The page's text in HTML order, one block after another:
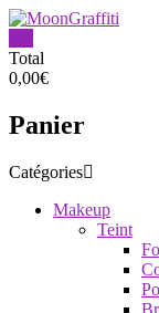
Aller
contenu
MoonGraffiti
Total
0,00€
Panier
Catégories
Makeup
Teint